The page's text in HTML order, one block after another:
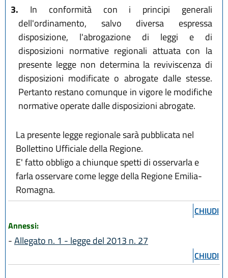
3. In conformità con i principi generali
dell'ordinamento, salvo diversa espressa
disposizione, l'abrogazione di leggi e di
disposizioni normative regionali attuata con la
presente legge non determina la reviviscenza di
disposizioni modificate o abrogate dalle stesse.
Pertanto restano comunque in vigore le modifiche
normative operate dalle disposizioni abrogate.
La presente legge regionale sarà pubblicata nel
Bollettino Ufficiale della Regione.
E' fatto obbligo a chiunque spetti di osservarla e
farla osservare come legge della Regione Emilia-
Romagna.
CHIUDI
Annessi:
-Allegato n. 1 - legge del 2013 n. 27
CHIUDI